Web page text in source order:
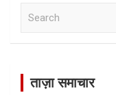
ताज़ा समाचार